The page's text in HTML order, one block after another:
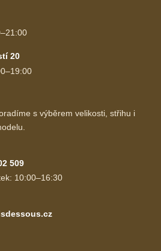
20
s výběrem velikosti, střihu i
509
10:00–16:30